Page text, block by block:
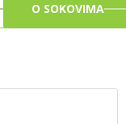
O SOKOVIMA